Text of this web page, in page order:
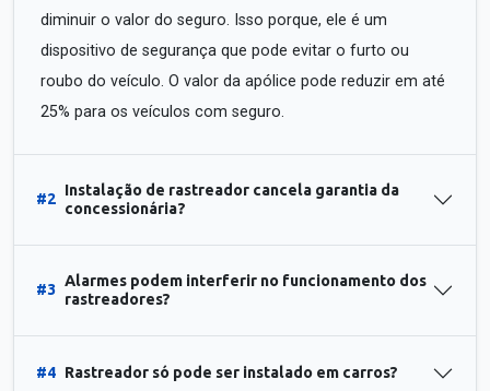
diminuir o valor do seguro. Isso porque, ele é um
dispositivo de segurança que pode evitar o furto ou
roubo do veículo. O valor da apólice pode reduzir em até
25% para os veículos com seguro.
#2
Instalação de rastreador cancela garantia da
concessionária?
#3
Alarmes podem interferir no funcionamento dos
rastreadores?
#4 Rastreador só pode ser instalado em carros?